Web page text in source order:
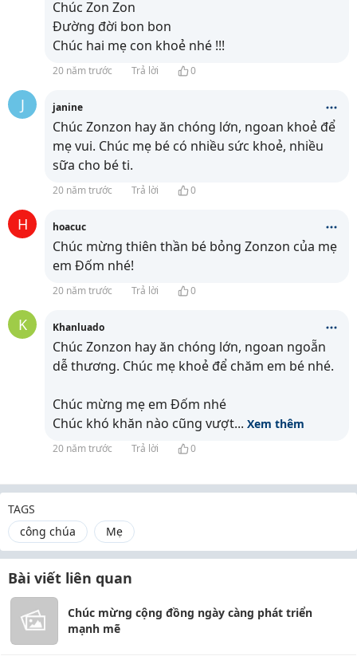
Chúc Zon Zon
Đường đời bon bon
Chúc hai mẹ con khoẻ nhé !!!
20 năm trước Trả lời 0
J janine
Chúc Zonzon hay ăn chóng lớn, ngoan khoẻ để
mẹ vui. Chúc mẹ bé có nhiều sức khoẻ, nhiều
sữa cho bé ti.
20 năm trước Trả lời 0
H hoacuc
Chúc mừng thiên thần bé bỏng Zonzon của mẹ
em Đốm nhé!
20 năm trước Trả lời 0
K Khanluado
Chúc Zonzon hay ăn chóng lớn, ngoan ngoẵn
dễ thương. Chúc mẹ khoẻ để chăm em bé nhé.
Chúc mừng mẹ em Đốm nhé
Chúc khó khăn nào cũng vượt... Xem thêm
20 năm trước Trả lời 0
TAGS
công chúa
Mẹ
Bài viết liên quan
Chúc mừng cộng đồng ngày càng phát triển
mạnh mẽ